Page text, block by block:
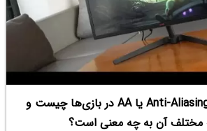
آنتی‌-الیاسینگ یا Anti-Aliasing یا AA در بازی‌ها چیست و
مختلف آن به چه معنی است؟